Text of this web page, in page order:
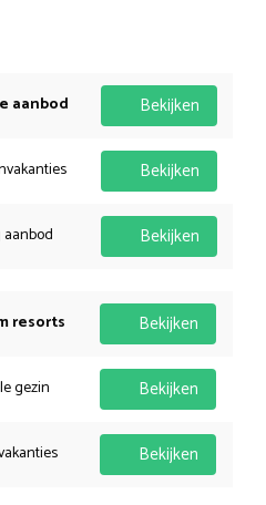
aanbod Bekijken
Bekijken
Bekijken
resorts Bekijken
gezin Bekijken
Bekijken